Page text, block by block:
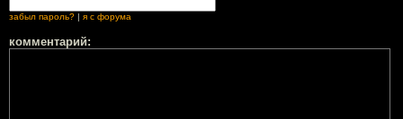
забыл пароль? я с форума
комментарий: